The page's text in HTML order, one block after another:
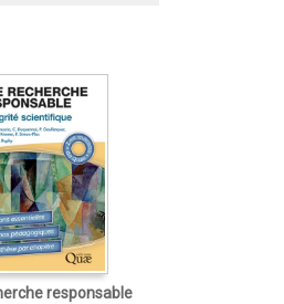
responsable